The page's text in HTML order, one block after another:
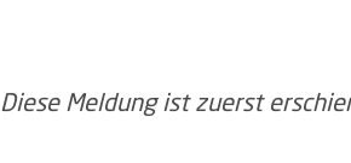
Diese Meldung ist zuerst